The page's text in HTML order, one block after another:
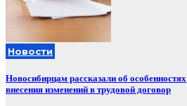
Новости
Новосибирцам рассказали об особенностях
внесения изменений в трудовой договор